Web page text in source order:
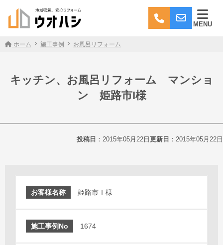
MENU
ホーム 施工事例 お風呂リフォーム
キッチン、お風呂リフォーム マンショ
ン 姫路市I様
投稿日 ：2015年05月22日 更新日 ：2015年05月22日
お客様名称 姫路市Ｉ様
施工事例No 1674